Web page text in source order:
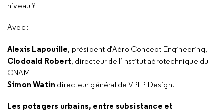
niveau ?
Avec :
Alexis Lapouille , président d’Aéro Concept Engineering,
Clodoald Robert , directeur de l’Institut aérotechnique du
CNAM
Simon Watin directeur général de VPLP Design.
Les potagers urbains, entre subsistance et